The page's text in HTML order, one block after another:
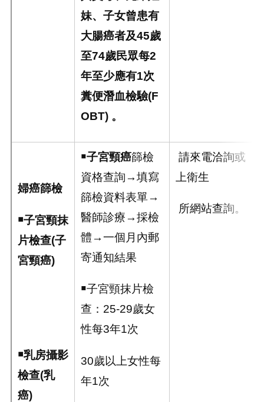
妹、子女曾患有
大腸癌者及45歲
至74歲民眾每2
年至少應有1次
糞便潛血檢驗(F
OBT) 。
婦癌篩檢
￭子宮頸抹
片檢查(子
宮頸癌)
￭乳房攝影
檢查(乳
癌)
￭子宮頸癌篩檢
資格查詢→填寫
篩檢資料表單→
醫師診療→採檢
體→一個月內郵
寄通知結果
￭子宮頸抹片檢
查：25-29歲女
性每3年1次
30歲以上女性每
年1次
請來電洽詢或
上衛生
所網站查詢。